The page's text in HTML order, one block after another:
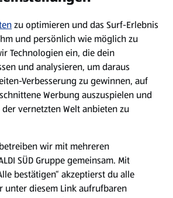
zu optimieren und das Surf-Erlebnis
und persönlich wie möglich zu
Technologien ein, die dein
und analysieren, um daraus
Verbesserung zu gewinnen, auf
Werbung auszuspielen und
vernetzten Welt anbieten zu
wir mit mehreren
SÜD Gruppe gemeinsam. Mit
bestätigen“ akzeptierst du alle
unter diesem Link aufrufbaren